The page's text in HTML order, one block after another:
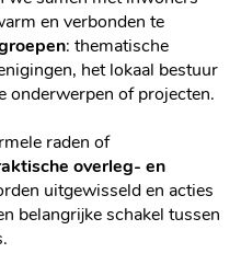
en verbonden te
: thematische
het lokaal bestuur
onderwerpen of projecten.
raden of
overleg- en
uitgewisseld en acties
belangrijke schakel tussen